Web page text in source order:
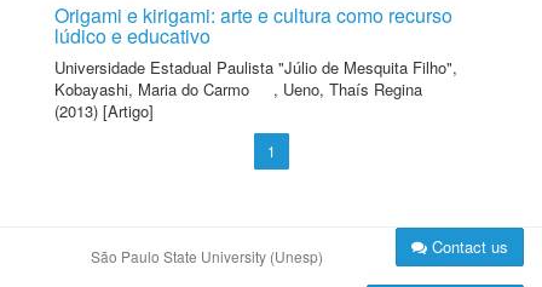
Origami e kirigami: arte e cultura como recurso
lúdico e educativo
Universidade Estadual Paulista "Júlio de Mesquita Filho",
Kobayashi, Maria do Carmo
, Ueno, Thaís Regina
(2013) [Artigo]
1
São Paulo State University (Unesp) Contact us